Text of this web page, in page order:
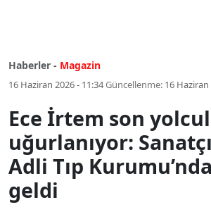
Haberler - Magazin
16 Haziran 2026 - 11:34Güncellenme: 16 Haziran
Ece İrtem son
uğurlanıyor:
Adli Tıp
geldi